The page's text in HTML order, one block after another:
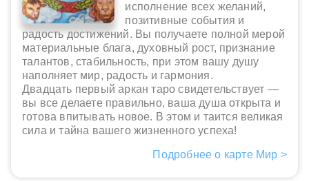
исполнение всех желаний,
позитивные события и
радость достижений. Вы получаете полной мерой
материальные блага, духовный рост, признание
талантов, стабильность, при этом вашу душу
наполняет мир, радость и гармония.
Двадцать первый аркан таро свидетельствует —
вы все делаете правильно, ваша душа открыта и
готова впитывать новое. В этом и таится великая
сила и тайна вашего жизненного успеха!
Подробнее о карте Мир >